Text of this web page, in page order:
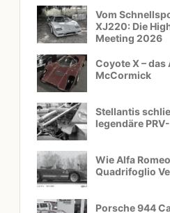
Vom
XJ220: Die
Meeting 2026
Coyote X – das
McCormick
Stellantis
legendäre
Wie Alfa
Quadrifoglio
Porsche 944